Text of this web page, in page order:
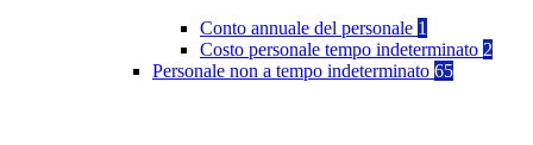
Conto annuale del personale 1
Costo personale tempo indeterminato 2
Personale non a tempo indeterminato 65